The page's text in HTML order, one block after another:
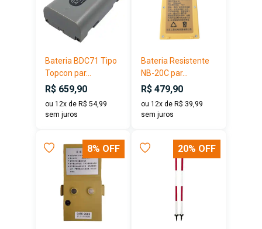
Bateria BDC71 Tipo
Topcon par...
R$ 659,90
ou 12x de R$ 54,99
sem juros
Bateria Resistente
NB-20C par...
R$ 479,90
ou 12x de R$ 39,99
sem juros
8% OFF 20% OFF